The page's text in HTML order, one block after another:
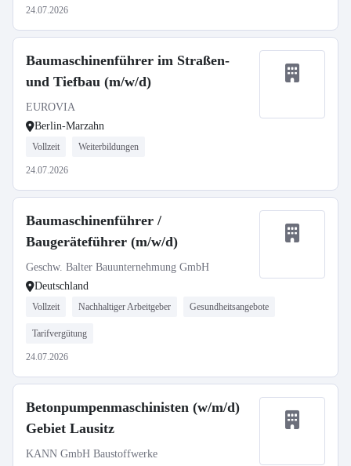
24.07.2026
Baumaschinenführer im Straßen-
und Tiefbau (m/w/d)
EUROVIA
Berlin-Marzahn
Vollzeit Weiterbildungen
24.07.2026
Baumaschinenführer /
Baugeräteführer (m/w/d)
Geschw. Balter Bauunternehmung GmbH
Deutschland
Vollzeit Nachhaltiger Arbeitgeber Gesundheitsangebote
Tarifvergütung
24.07.2026
Betonpumpenmaschinisten (w/m/d)
Gebiet Lausitz
KANN GmbH Baustoffwerke